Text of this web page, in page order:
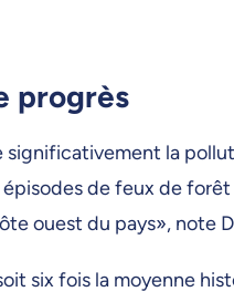
progrès
la
de feux de
ouest du pays», note
six fois la moyenne